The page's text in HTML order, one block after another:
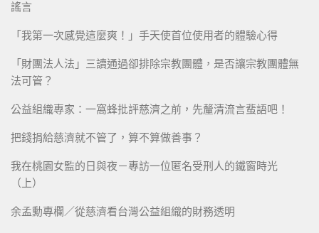
謠言
「我第一次感覺這麼爽！」手天使首位使用者的體驗心得
「財團法人法」三讀通過卻排除宗教團體，是否讓宗教團體無
法可管？
公益組織專家：一窩蜂批評慈濟之前，先釐清流言蜚語吧！
把錢捐給慈濟就不管了，算不算做善事？
我在桃園女監的日與夜－專訪一位匿名受刑人的鐵窗時光
（上）
余孟勳專欄／從慈濟看台灣公益組織的財務透明